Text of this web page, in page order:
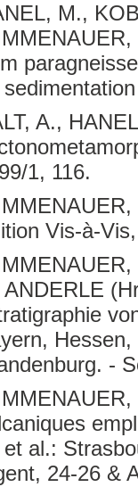
M.,
A.,
1, 116.
Vis-à-
ANDERLE
-
al.:
24-26 &